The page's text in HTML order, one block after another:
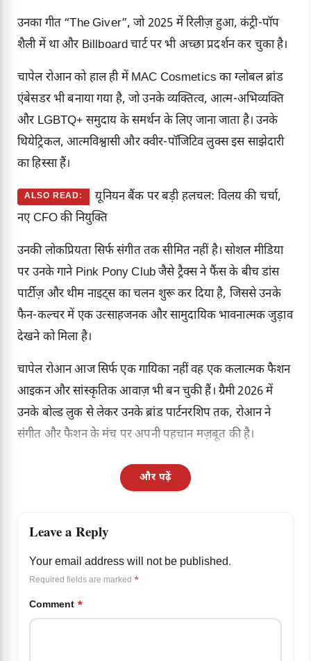
उनका गीत “The Giver”, जो 2025 में रिलीज़ हुआ, कंट्री-पॉप
शैली में था और Billboard चार्ट पर भी अच्छा प्रदर्शन कर चुका है।
चापेल रोआन को हाल ही में MAC Cosmetics का ग्लोबल ब्रांड
एंबेसडर भी बनाया गया है, जो उनके व्यक्तित्व, आत्म-अभिव्यक्ति
और LGBTQ+ समुदाय के समर्थन के लिए जाना जाता है। उनके
थियेट्रिकल, आत्मविश्वासी और क्वीर-पॉजिटिव लुक्स इस साझेदारी
का हिस्सा हैं।
ALSO READ:
यूनियन बैंक पर बड़ी हलचल: विलय की चर्चा,
नए CFO की नियुक्ति
उनकी लोकप्रियता सिर्फ संगीत तक सीमित नहीं है। सोशल मीडिया
पर उनके गाने Pink Pony Club जैसे ट्रैक्स ने फैंस के बीच डांस
पार्टीज़ और थीम नाइट्स का चलन शुरू कर दिया है, जिससे उनके
फैन-कल्चर में एक उत्साहजनक और सामुदायिक भावनात्मक जुड़ाव
देखने को मिला है।
चापेल रोआन आज सिर्फ एक गायिका नहीं वह एक कलात्मक फैशन
आइकन और सांस्कृतिक आवाज़ भी बन चुकी हैं। ग्रैमी 2026 में
उनके बोल्ड लुक से लेकर उनके ब्रांड पार्टनरशिप तक, रोआन ने
संगीत और फैशन के मंच पर अपनी पहचान मज़बूत की है।
और पढ़ें
Leave a Reply
Your email address will not be published.
Required fields are marked *
Comment *